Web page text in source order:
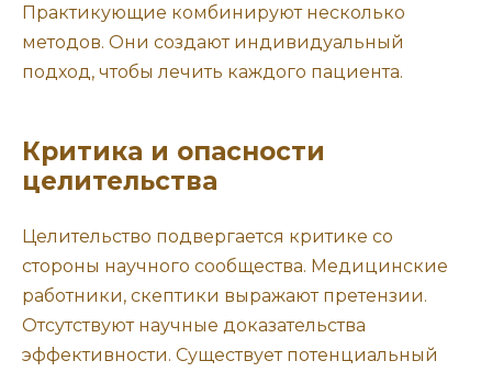
Практикующие комбинируют несколько
методов. Они создают индивидуальный
подход, чтобы лечить каждого пациента.
Критика и опасности
целительства
Целительство подвергается критике со
стороны научного сообщества. Медицинские
работники, скептики выражают претензии.
Отсутствуют научные доказательства
эффективности. Существует потенциальный